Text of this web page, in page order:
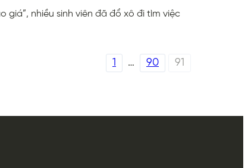
giá”, nhiều sinh viên đã đổ xô đi tìm việc
1 … 90 91